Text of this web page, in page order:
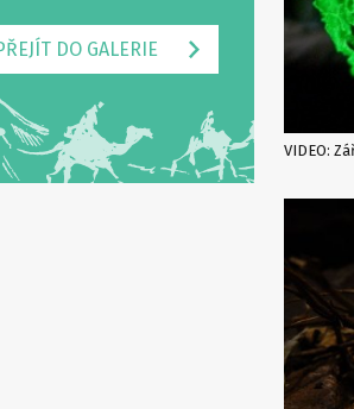
DO GALERIE